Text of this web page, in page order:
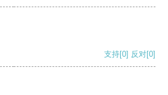
支持[0] 反对[0]